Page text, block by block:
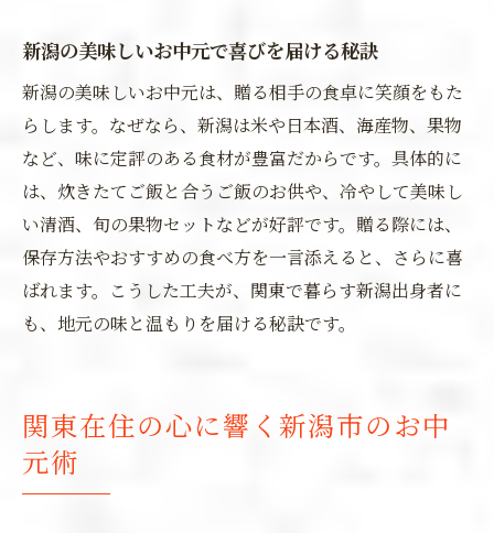
新潟の美味しいお中元で喜びを届ける秘訣
新潟の美味しいお中元は、贈る相手の食卓に笑顔をもた
らします。なぜなら、新潟は米や日本酒、海産物、果物
など、味に定評のある食材が豊富だからです。具体的に
は、炊きたてご飯と合うご飯のお供や、冷やして美味し
い清酒、旬の果物セットなどが好評です。贈る際には、
保存方法やおすすめの食べ方を一言添えると、さらに喜
ばれます。こうした工夫が、関東で暮らす新潟出身者に
も、地元の味と温もりを届ける秘訣です。
関東在住の心に響く新潟市のお中
元術